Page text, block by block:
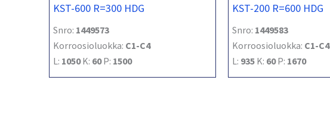
KST-600 R=300 HDG
Snro: 1449573
Korroosioluokka: C1-C4
L: 1050K: 60P: 1500
KST-200 R=600 HDG
Snro: 1449583
Korroosioluokka: C1-C4
L: 935 K: 60P: 1670